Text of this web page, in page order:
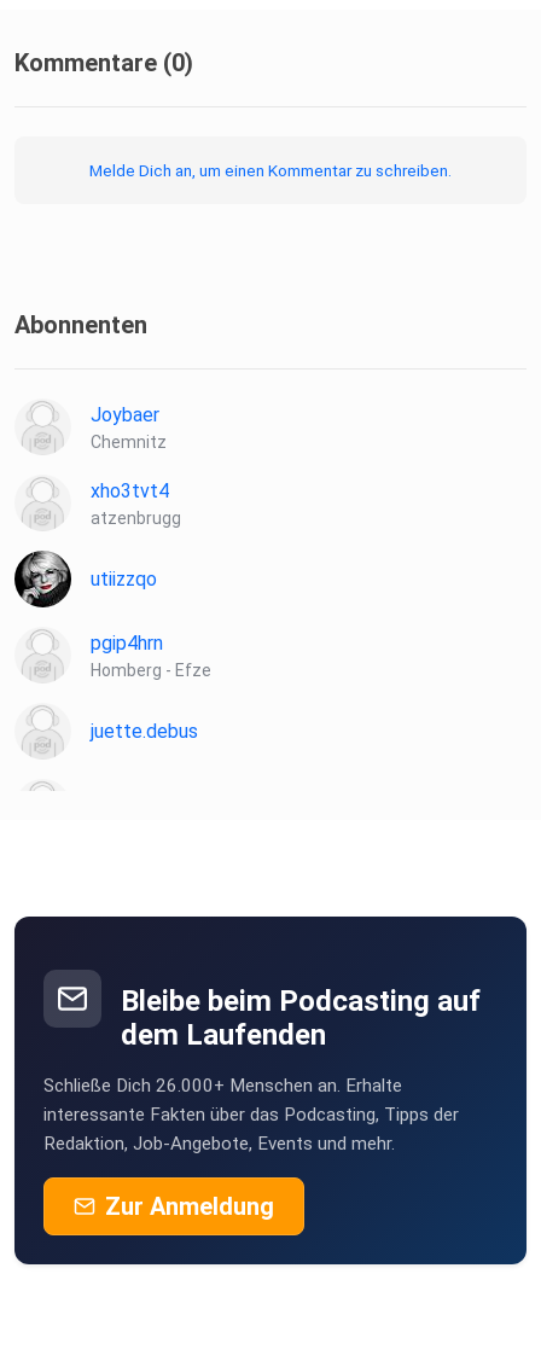
Kommentare (0)
Melde Dich an, um einen Kommentar zu schreiben.
Abonnenten
Joybaer
Chemnitz
xho3tvt4
atzenbrugg
utiizzqo
pgip4hrn
Homberg - Efze
juette.debus
Grietje
Bleibe beim Podcasting auf
dem Laufenden
Schließe Dich 26.000+ Menschen an. Erhalte
interessante Fakten über das Podcasting, Tipps der
Redaktion, Job-Angebote, Events und mehr.
Zur Anmeldung